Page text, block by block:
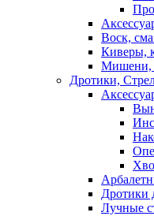
Воск,
Киверы,
Мишени,
Дротики,
Дротики
Лучные